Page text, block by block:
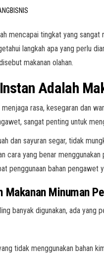
mencapai tingkat yang
langkah apa yang perlu
makanan olahan.
Adalah
rasa, kesegaran dan
sangat penting untuk
dan sayuran segar, tidak
cara yang benar
penggunaan bahan pengawet
Makanan Minuman
banyak digunakan, ada yang
tidak menggunakan bahan